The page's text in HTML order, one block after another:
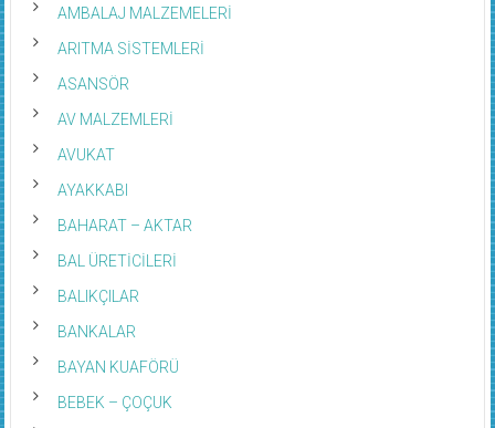
AMBALAJ MALZEMELERİ
ARITMA SİSTEMLERİ
ASANSÖR
AV MALZEMLERİ
AVUKAT
AYAKKABI
BAHARAT – AKTAR
BAL ÜRETİCİLERİ
BALIKÇILAR
BANKALAR
BAYAN KUAFÖRÜ
BEBEK – ÇOÇUK